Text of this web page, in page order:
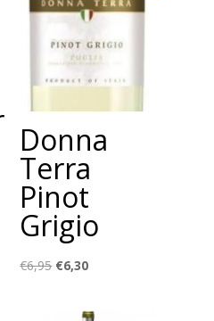
Donna
Terra
Pinot
Grigio
€6,95 Oorspronkelijke
€6,30Huidige
is: